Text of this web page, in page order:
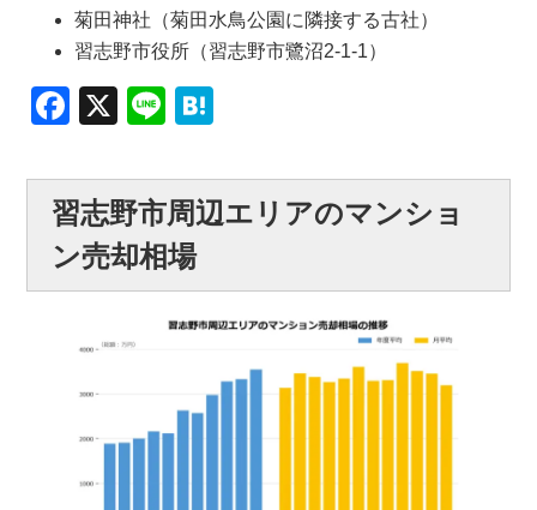
菊田神社（菊田水鳥公園に隣接する古社）
習志野市役所（習志野市鷺沼2-1-1）
Facebook
X Line
習志野市周辺エリアのマンショ
ン売却相場